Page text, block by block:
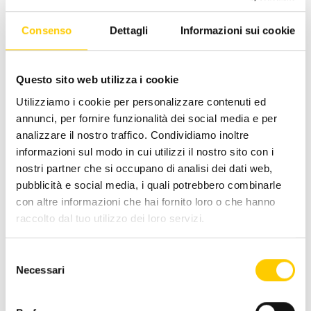
Consenso Dettagli Informazioni sui cookie
Questo sito web utilizza i cookie
Utilizziamo i cookie per personalizzare contenuti ed
annunci, per fornire funzionalità dei social media e per
analizzare il nostro traffico. Condividiamo inoltre
informazioni sul modo in cui utilizzi il nostro sito con i
nostri partner che si occupano di analisi dei dati web,
pubblicità e social media, i quali potrebbero combinarle
con altre informazioni che hai fornito loro o che hanno
raccolto dal tuo utilizzo dei loro servizi.
delNecessari
ai nostri prodotti: prestazioni, modalità di
manutenzione, compatibilità con TPV,
installazione, ecc. Qui alla Cashlogy, speriamo di
Cos’è Cashlogy?
Cashlogy è un sistema di pagamenti più
rapido e flessibile: